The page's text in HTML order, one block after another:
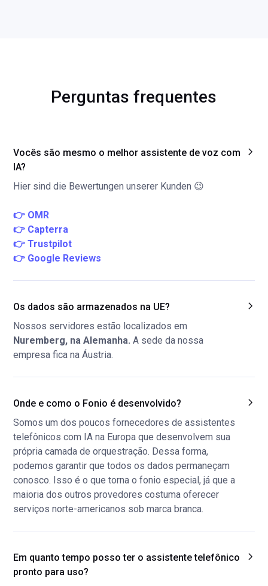
Perguntas frequentes
Vocês são mesmo o melhor assistente de voz com
IA?
Hier sind die Bewertungen unserer Kunden 😉
👉 OMR
👉 Capterra
👉 Trustpilot
👉 Google Reviews
Os dados são armazenados na UE?
Nossos servidores estão localizados em
Nuremberg, na Alemanha. A sede da nossa
empresa fica na Áustria.
Onde e como o Fonio é desenvolvido?
Somos um dos poucos fornecedores de assistentes
telefônicos com IA na Europa que desenvolvem sua
própria camada de orquestração. Dessa forma,
podemos garantir que todos os dados permaneçam
conosco. Isso é o que torna o fonio especial, já que a
maioria dos outros provedores costuma oferecer
serviços norte-americanos sob marca branca.
Em quanto tempo posso ter o assistente telefônico
pronto para uso?